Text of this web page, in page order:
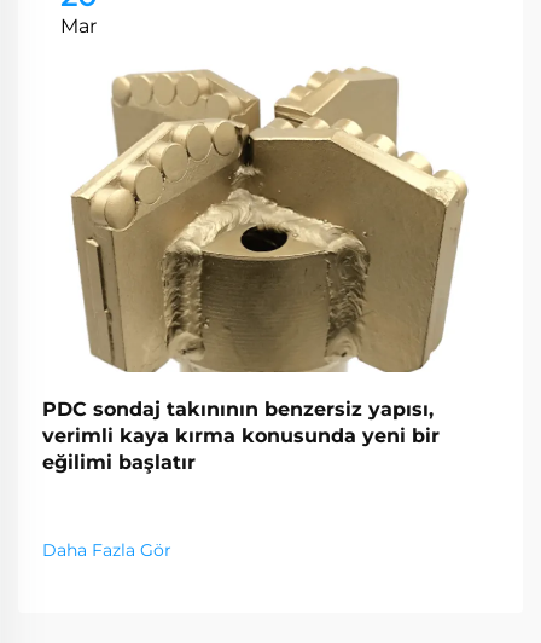
Mar
PDC sondaj takınının benzersiz yapısı,
verimli kaya kırma konusunda yeni bir
eğilimi başlatır
Daha Fazla Gör